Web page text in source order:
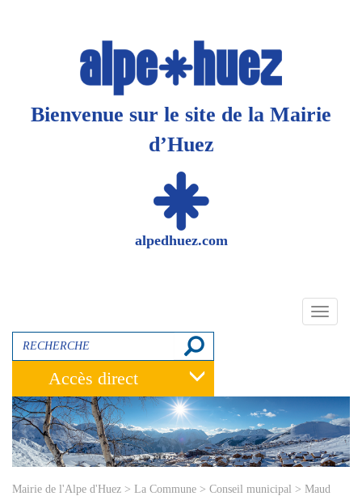
Bienvenue sur le site de la Mairie
d’Huez
alpedhuez.com
Toggle
Accès direct
Mairie de l'Alpe d'Huez > La Commune > Conseil municipal > Maud